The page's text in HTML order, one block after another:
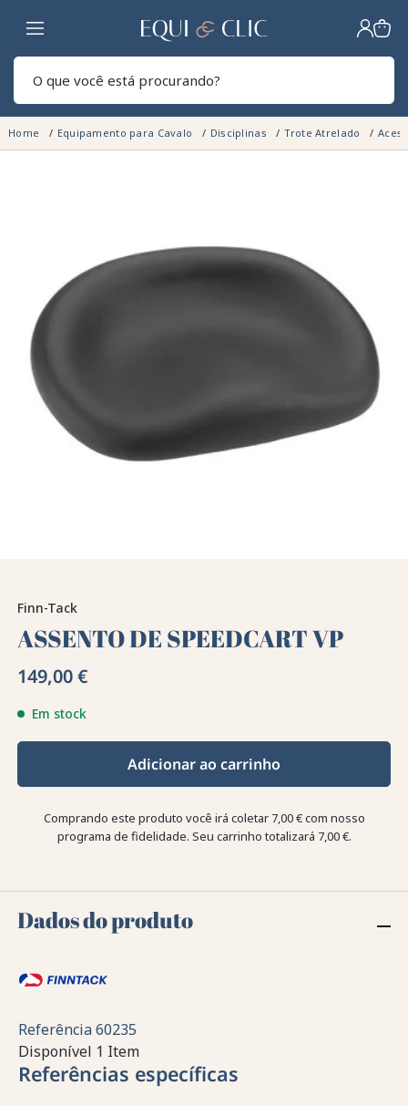
Lar
Home Equipamento para Cavalo Disciplinas Trote Atrelado
Finn-Tack
ASSENTO DE SPEEDCART VP
149,00 €
Em stock
Adicionar ao carrinho
Comprando este produto você irá coletar 7,00 €com nosso
programa de fidelidade. Seu carrinho totalizará 7,00 €.
Dados do produto
Referência60235
Disponível 1 Item
Referências específicas